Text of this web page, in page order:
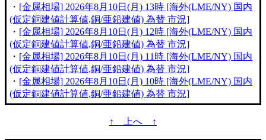
・ [金属相場] 2026年8月10日(月) 13時 [海外(LME/NY) 国内
(仮定銅建値計算値,銅/亜鉛建値) 為替 市況]
・ [金属相場] 2026年8月10日(月) 12時 [海外(LME/NY) 国内
(仮定銅建値計算値,銅/亜鉛建値) 為替 市況]
・ [金属相場] 2026年8月10日(月) 11時 [海外(LME/NY) 国内
(仮定銅建値計算値,銅/亜鉛建値) 為替 市況]
・ [金属相場] 2026年8月10日(月) 10時 [海外(LME/NY) 国内
(仮定銅建値計算値,銅/亜鉛建値) 為替 市況]
↑ 上へ ↑